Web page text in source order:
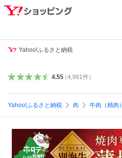
Yahoo!ふるさと納税
4.55（4,981件）
Yahoo!ふるさと納税 肉 牛肉（精肉）